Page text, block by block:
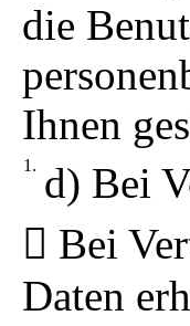
die
Ihnen
d) Bei
Bei
Daten